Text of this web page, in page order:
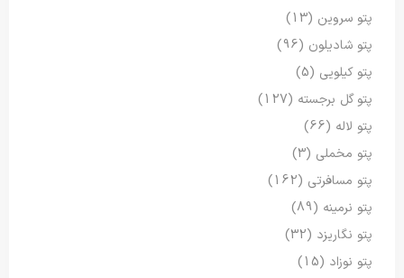
پتو سروین (13)
پتو شادیلون (96)
پتو کیلویی (5)
پتو گل برجسته (127)
پتو لاله (66)
پتو مخملی (3)
پتو مسافرتی (162)
پتو نرمینه (89)
پتو نگاریزد (32)
پتو نوزاد (15)